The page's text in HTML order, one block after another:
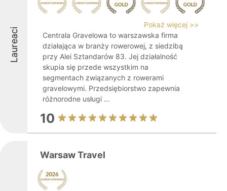
Laureaci
Pokaż więcej >>
Centrala Gravelowa to warszawska firma
działająca w branży rowerowej, z siedzibą
przy Alei Sztandarów 83. Jej działalność
skupia się przede wszystkim na
segmentach związanych z rowerami
gravelowymi. Przedsiębiorstwo zapewnia
różnorodne usługi ...
10
Warsaw Travel